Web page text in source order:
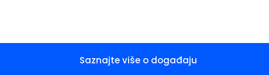
Saznajte više o događaju